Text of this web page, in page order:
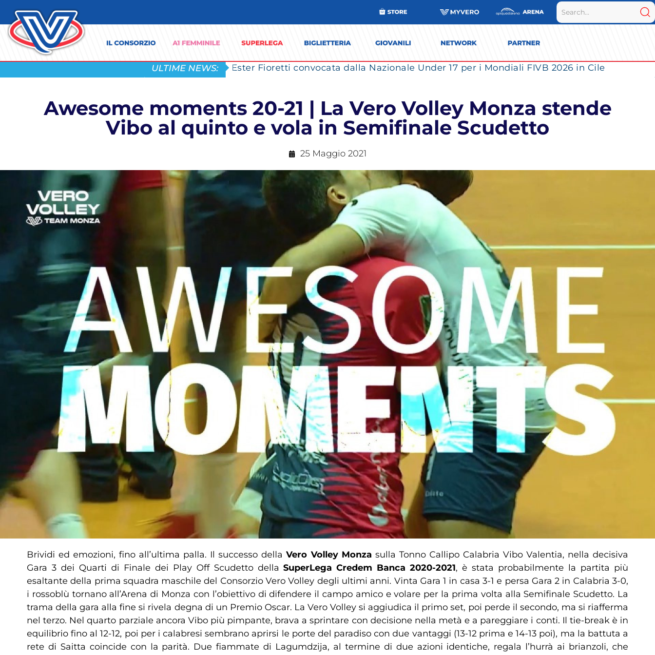
ULTIME NEWS: Ester Fioretti convocata dalla Nazionale Under 17 per i Mondiali FIVB 2026 in Cile
Awesome moments 20-21 | La Vero Volley Monza stende
Vibo al quinto e vola in Semifinale Scudetto
25 Maggio 2021
Brividi ed emozioni, fino all’ultima palla. Il successo dellaVero Volley Monza sulla Tonno Callipo Calabria Vibo Valentia, nella decisiva
Gara 3 dei Quarti di Finale dei Play Off Scudetto della SuperLega Credem Banca 2020-2021, è stata probabilmente la partita più
esaltante della prima squadra maschile del Consorzio Vero Volley degli ultimi anni. Vinta Gara 1 in casa 3-1 e persa Gara 2 in Calabria 3-0,
i rossoblù tornano all’Arena di Monza con l’obiettivo di difendere il campo amico e volare per la prima volta alla Semifinale Scudetto. La
trama della gara alla fine si rivela degna di un Premio Oscar. La Vero Volley si aggiudica il primo set, poi perde il secondo, ma si riafferma
nel terzo. Nel quarto parziale ancora Vibo più pimpante, brava a sprintare con decisione nella metà e a pareggiare i conti. Il tie-break è in
equilibrio fino al 12-12, poi per i calabresi sembrano aprirsi le porte del paradiso con due vantaggi (13-12 prima e 14-13 poi), ma la battuta a
rete di Saitta coincide con la parità. Due fiammate di Lagumdzija, al termine di due azioni identiche, regala l’hurrà ai brianzoli, che